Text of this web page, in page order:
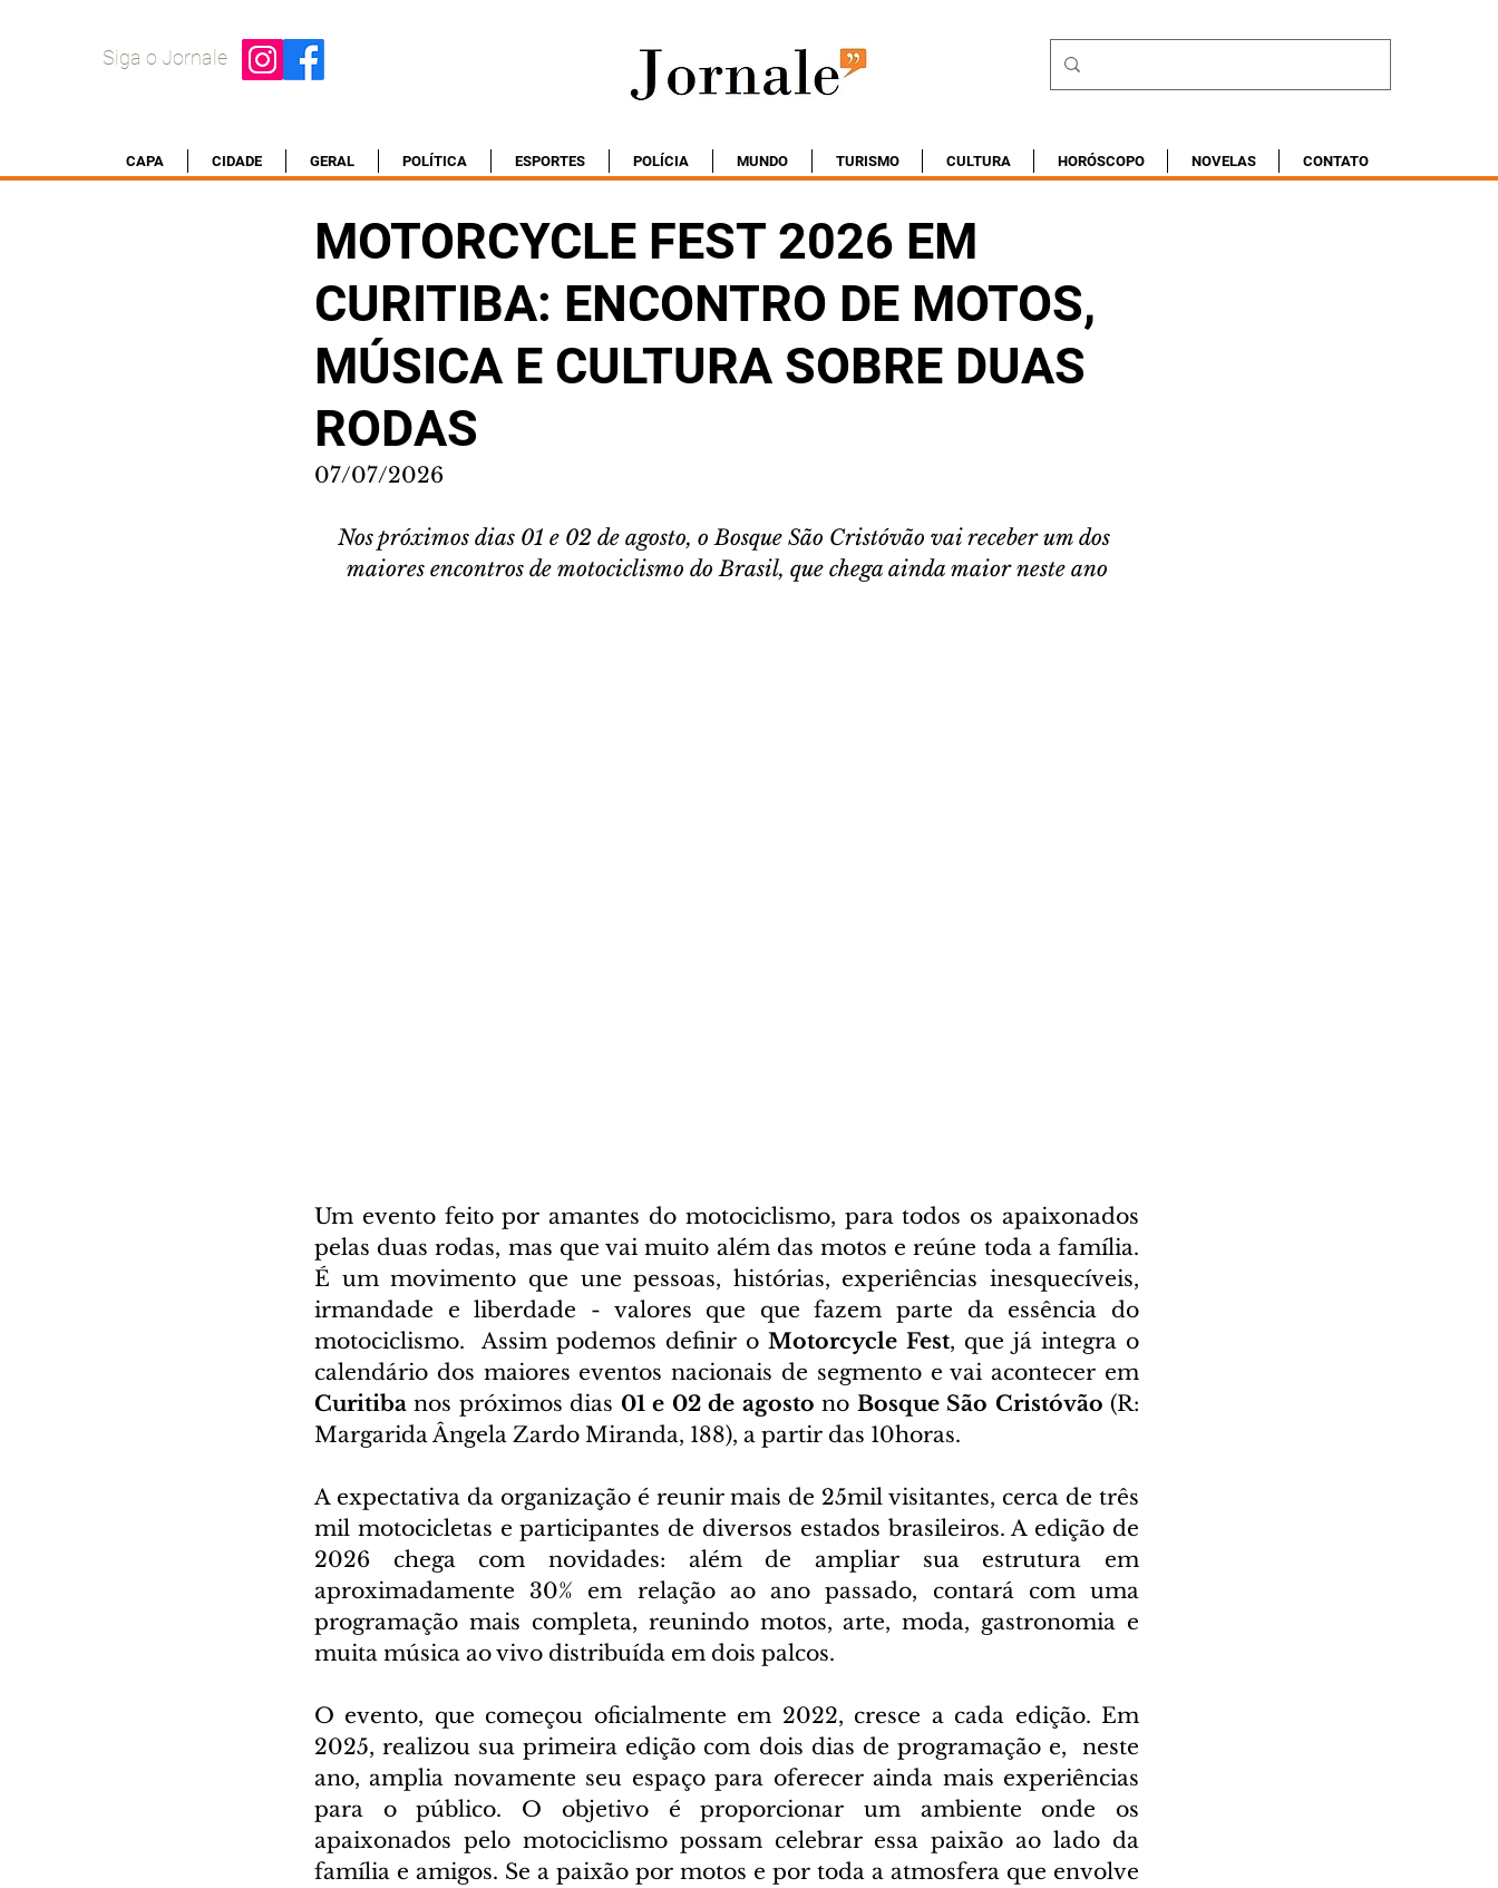
Siga o Jornale
CAPA CIDADE GERAL POLÍTICA ESPORTES POLÍCIA MUNDO TURISMO CULTURA HORÓSCOPO NOVELAS CONTATO
MOTORCYCLE FEST 2026 EM
CURITIBA: ENCONTRO DE MOTOS,
MÚSICA E CULTURA SOBRE DUAS
RODAS
07/07/2026
Nos próximos dias 01 e 02 de agosto, o Bosque São Cristóvão vai receber um dos
maiores encontros de motociclismo do Brasil, que chega ainda maior neste ano
Um evento feito por amantes do motociclismo, para todos os apaixonados
pelas duas rodas, mas que vai muito além das motos e reúne toda a família.
É um movimento que une pessoas, histórias, experiências inesquecíveis,
irmandade e liberdade - valores que que fazem parte da essência do
motociclismo.  Assim podemos definir o Motorcycle Fest, que já integra o
Curitiba nos próximos dias 01 e 02 de agosto no Bosque São Cristóvão (R:
Margarida Ângela Zardo Miranda, 188), a partir das 10horas.
A expectativa da organização é reunir mais de 25mil visitantes, cerca de três
mil motocicletas e participantes de diversos estados brasileiros. A edição de
2026 chega com novidades: além de ampliar sua estrutura em
aproximadamente 30% em relação ao ano passado, contará com uma
programação mais completa, reunindo motos, arte, moda, gastronomia e
muita música ao vivo distribuída em dois palcos.
O evento, que começou oficialmente em 2022, cresce a cada edição. Em
2025, realizou sua primeira edição com dois dias de programação e,  neste
ano, amplia novamente seu espaço para oferecer ainda mais experiências
para o público. O objetivo é proporcionar um ambiente onde os
apaixonados pelo motociclismo possam celebrar essa paixão ao lado da
família e amigos. Se a paixão por motos e por toda a atmosfera que envolve